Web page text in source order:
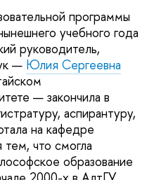
программы
учебного года
руководитель,
— Юлия Сергеевна
— закончила в
аспирантуру,
на кафедре
что смогла
образование